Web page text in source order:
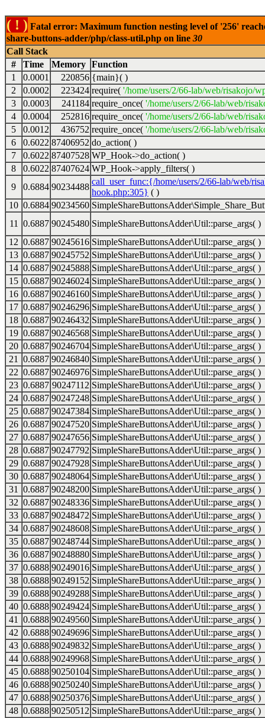
( ! ) Fatal error: Maximum function nesting level of '256'
share-buttons-adder/php/class-util.php on line 30
Call Stack
#
Time Memory Function
1
0.0001 220856 {main}( )
2
0.0002 223424 require( '/home/users/2/66-lab/web/risakojo/
3
0.0003 241184 require_once( '/home/users/2/66-lab/web/
4
0.0004 252816 require_once( '/home/users/2/66-lab/web/
5
0.0012 436752 require_once( '/home/users/2/66-lab/web/
6
0.6022 87406952 do_action( )
7
0.6022 87407528 WP_Hook->do_action( )
8
0.6022 87407624 WP_Hook->apply_filters( )
9
0.6884 90234488
call_user_func:{/home/users/2/66-lab/web/
hook.php:305} ( )
10 0.6884 90234560
11
0.6887 90245480 SimpleShareButtonsAdder\Util::parse_args( )
12 0.6887 90245616 SimpleShareButtonsAdder\Util::parse_args( )
13 0.6887 90245752 SimpleShareButtonsAdder\Util::parse_args( )
14 0.6887 90245888 SimpleShareButtonsAdder\Util::parse_args( )
15 0.6887 90246024 SimpleShareButtonsAdder\Util::parse_args( )
16 0.6887 90246160 SimpleShareButtonsAdder\Util::parse_args( )
17 0.6887 90246296 SimpleShareButtonsAdder\Util::parse_args( )
18 0.6887 90246432 SimpleShareButtonsAdder\Util::parse_args( )
19 0.6887 90246568 SimpleShareButtonsAdder\Util::parse_args( )
20 0.6887 90246704 SimpleShareButtonsAdder\Util::parse_args( )
21
0.6887 90246840 SimpleShareButtonsAdder\Util::parse_args( )
22 0.6887 90246976 SimpleShareButtonsAdder\Util::parse_args( )
23 0.6887 90247112 SimpleShareButtonsAdder\Util::parse_args( )
24 0.6887 90247248 SimpleShareButtonsAdder\Util::parse_args( )
25 0.6887 90247384 SimpleShareButtonsAdder\Util::parse_args( )
26 0.6887 90247520 SimpleShareButtonsAdder\Util::parse_args( )
27 0.6887 90247656 SimpleShareButtonsAdder\Util::parse_args( )
28 0.6887 90247792 SimpleShareButtonsAdder\Util::parse_args( )
29 0.6887 90247928 SimpleShareButtonsAdder\Util::parse_args( )
30 0.6887 90248064 SimpleShareButtonsAdder\Util::parse_args( )
31
0.6887 90248200 SimpleShareButtonsAdder\Util::parse_args( )
32 0.6887 90248336 SimpleShareButtonsAdder\Util::parse_args( )
33 0.6887 90248472 SimpleShareButtonsAdder\Util::parse_args( )
34 0.6887 90248608 SimpleShareButtonsAdder\Util::parse_args( )
35 0.6887 90248744 SimpleShareButtonsAdder\Util::parse_args( )
36 0.6887 90248880 SimpleShareButtonsAdder\Util::parse_args( )
37 0.6888 90249016 SimpleShareButtonsAdder\Util::parse_args( )
38 0.6888 90249152 SimpleShareButtonsAdder\Util::parse_args( )
39 0.6888 90249288 SimpleShareButtonsAdder\Util::parse_args( )
40 0.6888 90249424 SimpleShareButtonsAdder\Util::parse_args( )
41
0.6888 90249560 SimpleShareButtonsAdder\Util::parse_args( )
42 0.6888 90249696 SimpleShareButtonsAdder\Util::parse_args( )
43 0.6888 90249832 SimpleShareButtonsAdder\Util::parse_args( )
44 0.6888 90249968 SimpleShareButtonsAdder\Util::parse_args( )
45 0.6888 90250104 SimpleShareButtonsAdder\Util::parse_args( )
46 0.6888 90250240 SimpleShareButtonsAdder\Util::parse_args( )
47 0.6888 90250376 SimpleShareButtonsAdder\Util::parse_args( )
48 0.6888 90250512 SimpleShareButtonsAdder\Util::parse_args( )